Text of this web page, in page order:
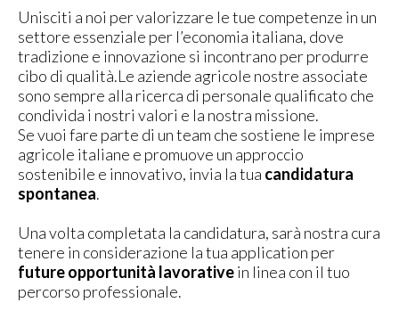
Unisciti a noi per valorizzare le tue competenze in un
settore essenziale per l’economia italiana, dove
tradizione e innovazione si incontrano per produrre
cibo di qualità.Le aziende agricole nostre associate
sono sempre alla ricerca di personale qualificato che
condivida i nostri valori e la nostra missione.
Se vuoi fare parte di un team che sostiene le imprese
agricole italiane e promuove un approccio
sostenibile e innovativo, invia la tua candidatura
spontanea.
Una volta completata la candidatura, sarà nostra cura
tenere in considerazione la tua application per
future opportunità lavorativein linea con il tuo
percorso professionale.